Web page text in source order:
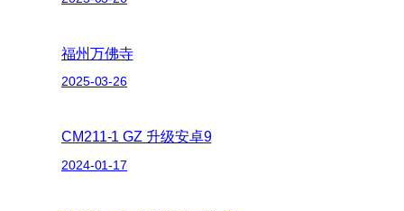
福州万佛寺
2025-03-26
CM211-1 GZ 升级安卓9
2024-01-17